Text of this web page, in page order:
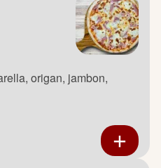
origan, jambon,